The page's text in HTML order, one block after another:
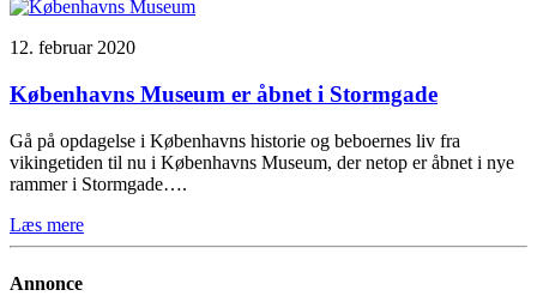
12. februar 2020
Københavns Museum er åbnet i Stormgade
Gå på opdagelse i Københavns historie og beboernes liv fra
vikingetiden til nu i Københavns Museum, der netop er åbnet i nye
rammer i Stormgade….
Læs mere
Annonce